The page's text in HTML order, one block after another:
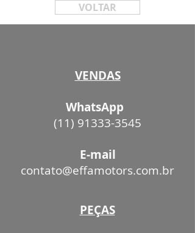
VOLTAR
VENDAS
WhatsApp
(11) 91333-3545
E-mail
contato@effamotors.com.br
PEÇAS